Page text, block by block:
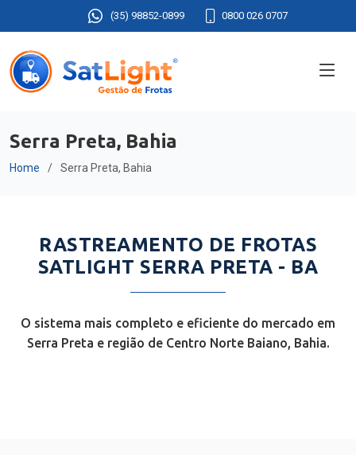
(35) 98852-0899 0800 026 0707
Serra Preta, Bahia
Home Serra Preta, Bahia
RASTREAMENTO DE FROTAS
SATLIGHT SERRA PRETA - BA
O sistema mais completo e eficiente do mercado em
Serra Preta e região de Centro Norte Baiano, Bahia.